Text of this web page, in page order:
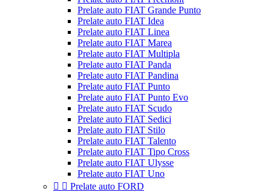
Prelate auto FIAT Grande Punto
Prelate auto FIAT Idea
Prelate auto FIAT Linea
Prelate auto FIAT Marea
Prelate auto FIAT Multipla
Prelate auto FIAT Panda
Prelate auto FIAT Pandina
Prelate auto FIAT Punto
Prelate auto FIAT Punto Evo
Prelate auto FIAT Scudo
Prelate auto FIAT Sedici
Prelate auto FIAT Stilo
Prelate auto FIAT Talento
Prelate auto FIAT Tipo Cross
Prelate auto FIAT Ulysse
Prelate auto FIAT Uno
  Prelate auto FORD